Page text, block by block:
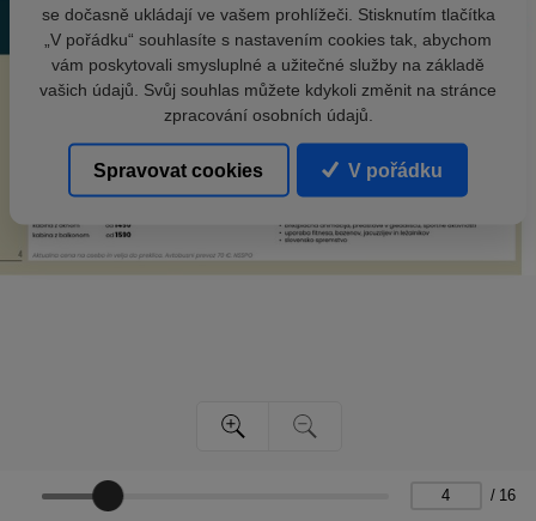
/ 16
se dočasně ukládají ve vašem prohlížeči. Stisknutím tlačítka
„V pořádku“ souhlasíte s nastavením cookies tak, abychom
vám poskytovali smysluplné a užitečné služby na základě
vašich údajů. Svůj souhlas můžete kdykoli změnit na stránce
zpracování osobních údajů.
Spravovat cookies V pořádku